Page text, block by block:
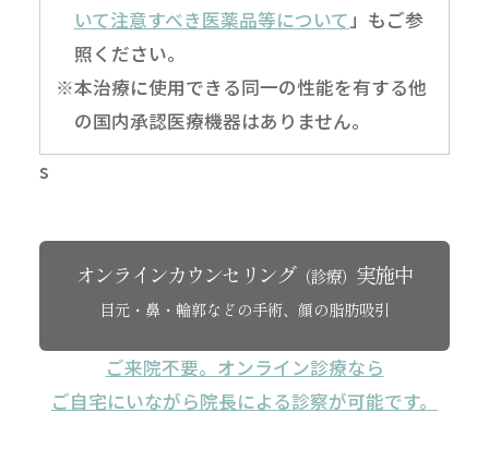
いて注意すべき医薬品等について 」もご参
照ください。
※本治療に使用できる同一の性能を有する他
の国内承認医療機器はありません。
s
オンラインカウンセリング（診療） 実施中
目元・鼻・輪郭などの手術、顔の脂肪吸引
ご来院不要。オンライン診療なら
ご自宅にいながら院長による診察が可能です。